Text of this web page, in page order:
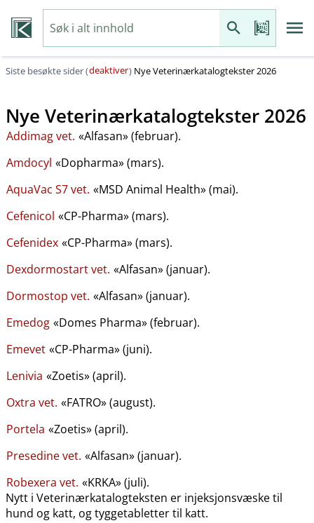
Siste besøkte sider (deaktiver) Nye Veterinærkatalogtekster 2026
Nye Veterinærkatalogtekster 2026
Addimag vet. «Alfasan» (februar).
Amdocyl «Dopharma» (mars).
AquaVac S7 vet. «MSD Animal Health» (mai).
Cefenicol «CP-Pharma» (mars).
Cefenidex «CP-Pharma» (mars).
Dexdormostart vet. «Alfasan» (januar).
Dormostop vet. «Alfasan» (januar).
Emedog «Domes Pharma» (februar).
Emevet «CP-Pharma» (juni).
Lenivia «Zoetis» (april).
Oxtra vet. «FATRO» (august).
Portela «Zoetis» (april).
Presedine vet. «Alfasan» (januar).
Robexera vet. «KRKA» (juli).
Nytt i Veterinærkatalogteksten er injeksjonsvæske til
hund og katt, og tyggetabletter til katt.